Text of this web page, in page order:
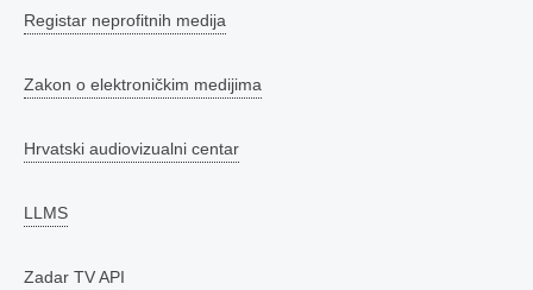
Registar neprofitnih medija
Zakon o elektroničkim medijima
Hrvatski audiovizualni centar
LLMS
Zadar TV API